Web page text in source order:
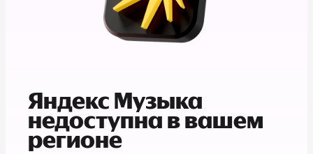
Яндекс Музыка
недоступна в вашем
регионе